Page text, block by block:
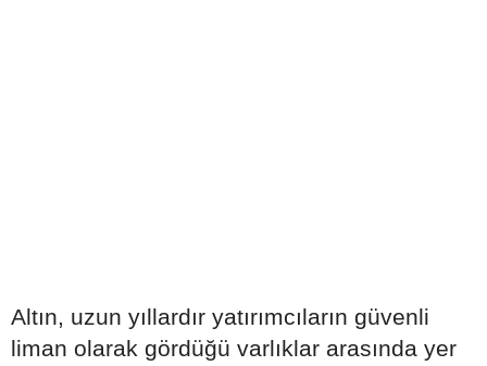
Altın, uzun yıllardır yatırımcıların güvenli
liman olarak gördüğü varlıklar arasında yer